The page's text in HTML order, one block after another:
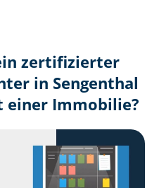
zertifizierter
in Sengenthal
einer Immobilie?